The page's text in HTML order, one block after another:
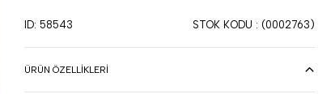
ID: 58543 STOK KODU (0002763)
ÜRÜN ÖZELLIKLERI